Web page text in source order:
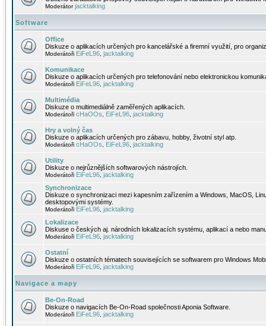
Moderátorjacktalking
Software
Office
Diskuze o aplikacích určených pro kancelářské a firemní využití, pro
Moderátoři EiFeL96 jacktalking
Komunikace
Diskuze o aplikacích určených pro telefonování nebo elektronickou
Moderátoři EiFeL96 jacktalking
Multimédia
Diskuze o multimediálně zaměřených aplikacích.
Moderátoři cHaOOs EiFeL96 jacktalking
Hry a volný čas
Diskuze o aplikacích určených pro zábavu, hobby, životní styl atp.
Moderátoři cHaOOs EiFeL96 jacktalking
Utility
Diskuze o nejrůznějších softwarových nástrojích.
Moderátoři EiFeL96 jacktalking
Synchronizace
Diskuze o synchronizaci mezi kapesním zařízením a Windows, MacOS,
desktopovými systémy.
Moderátoři EiFeL96 jacktalking
Lokalizace
Diskuse o českých aj. národních lokalizacích systému, aplikací a nebo
Moderátoři EiFeL96 jacktalking
Ostatní
Diskuze o ostatních tématech souvisejících se softwarem pro Windows
Moderátoři EiFeL96 jacktalking
Navigace a mapy
Be-On-Road
Diskuze o navigacích Be-On-Road společnosti Aponia Software.
Moderátoři EiFeL96 jacktalking